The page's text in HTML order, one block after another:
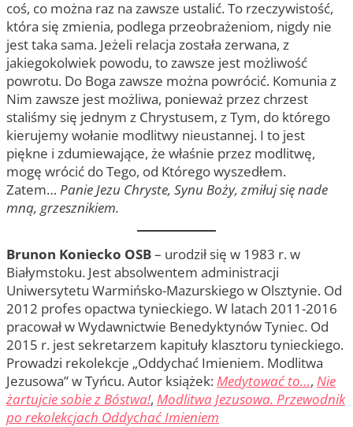
coś, co można raz na zawsze ustalić. To rzeczywistość,
która się zmienia, podlega przeobrażeniom, nigdy nie
jest taka sama. Jeżeli relacja została zerwana, z
jakiegokolwiek powodu, to zawsze jest możliwość
powrotu. Do Boga zawsze można powrócić. Komunia z
Nim zawsze jest możliwa, ponieważ przez chrzest
staliśmy się jednym z Chrystusem, z Tym, do którego
kierujemy wołanie modlitwy nieustannej. I to jest
piękne i zdumiewające, że właśnie przez modlitwę,
mogę wrócić do Tego, od Którego wyszedłem.
Zatem… Panie Jezu Chryste, Synu Boży, zmiłuj się nade
mną, grzesznikiem.
Brunon Koniecko OSB– urodził się w 1983 r. w
Białymstoku. Jest absolwentem administracji
Uniwersytetu Warmińsko-Mazurskiego w Olsztynie. Od
2012 profes opactwa tynieckiego. W latach 2011-2016
pracował w Wydawnictwie Benedyktynów Tyniec. Od
2015 r. jest sekretarzem kapituły klasztoru tynieckiego.
Prowadzi rekolekcje „Oddychać Imieniem. Modlitwa
Jezusowa” w Tyńcu. Autor książek:Medytować to…, Nie
żartujcie sobie z Bóstwa!, Modlitwa Jezusowa. Przewodnik
po rekolekcjach Oddychać Imieniem